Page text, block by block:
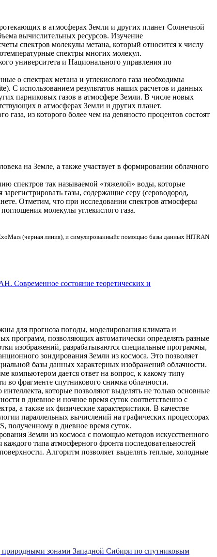
в атмосферах Земли и других планет Солнечной
вычислительных ресурсов. Изучение
спектров молекулы метана, который относится к числу
спектры многих молекул.
университета и Национального управления по
о спектрах метана и углекислого газа необходимы
С использованием результатов наших расчетов и данных
парниковых газов в атмосфере Земли. В числе новых
в атмосферах Земли и других планет.
из которого более чем на девяносто процентов состоят
на Земле, а также участвует в формировании облачного
спектров так называемой «тяжелой» воды, которые
газы, содержащие серу (сероводород,
Отметим, что при исследовании спектров атмосферы
молекулы углекислого газа.
(черная линия), и симулированныйс помощью базы данных HITRAN
состояние теоретических и
для прогноза погоды, моделирования климата и
программ, позволяющих автоматически определять разные
изображений, разрабатываются специальные программы,
зондирования Земли из космоса. Это позволяет
базы данных характерных изображений облачности.
компьютером дается ответ на вопрос, к какому типу
во фрагменте спутникового снимка облачности.
которые позволяют выделять не только основные
в дневное и ночное время суток соответственно с
а также их физические характеристики. В качестве
параллельных вычислений на графических процессорах
полученному в дневное время суток.
Земли из космоса с помощью методов искусственного
типа атмосферного фронта последовательностей
Алгоритм позволяет выделять теплые, холодные
зонами Западной Сибири по спутниковым